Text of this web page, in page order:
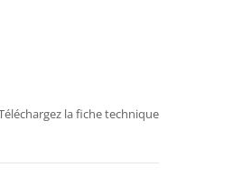
la fiche technique